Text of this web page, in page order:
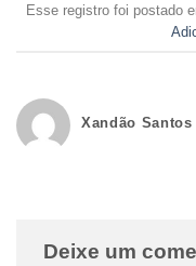
Esse registro foi postado
Xandão Santos
Deixe um